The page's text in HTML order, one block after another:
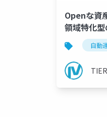
Openな資
領域特化
う！
自動